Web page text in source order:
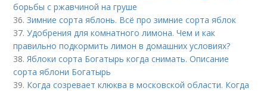
борьбы с ржавчиной на груше
36.Зимние сорта яблонь. Всё про зимние сорта яблок
37.Удобрения для комнатного лимона. Чем и как
правильно подкормить лимон в домашних условиях?
38.Яблоки сорта Богатырь когда снимать. Описание
сорта яблони Богатырь
39. Когда созревает клюква в московской области. Когда